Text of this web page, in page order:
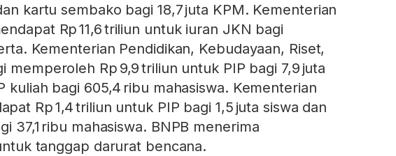
kartu sembako bagi 18,7 juta KPM. Kementerian
Rp 11,6 triliun untuk iuran JKN bagi
Kementerian Pendidikan, Kebudayaan, Riset,
memperoleh Rp 9,9 triliun untuk PIP bagi 7,9 juta
kuliah bagi 605,4 ribu mahasiswa. Kementerian
Rp 1,4 triliun untuk PIP bagi 1,5 juta siswa dan
37,1 ribu mahasiswa. BNPB menerima
tanggap darurat bencana.